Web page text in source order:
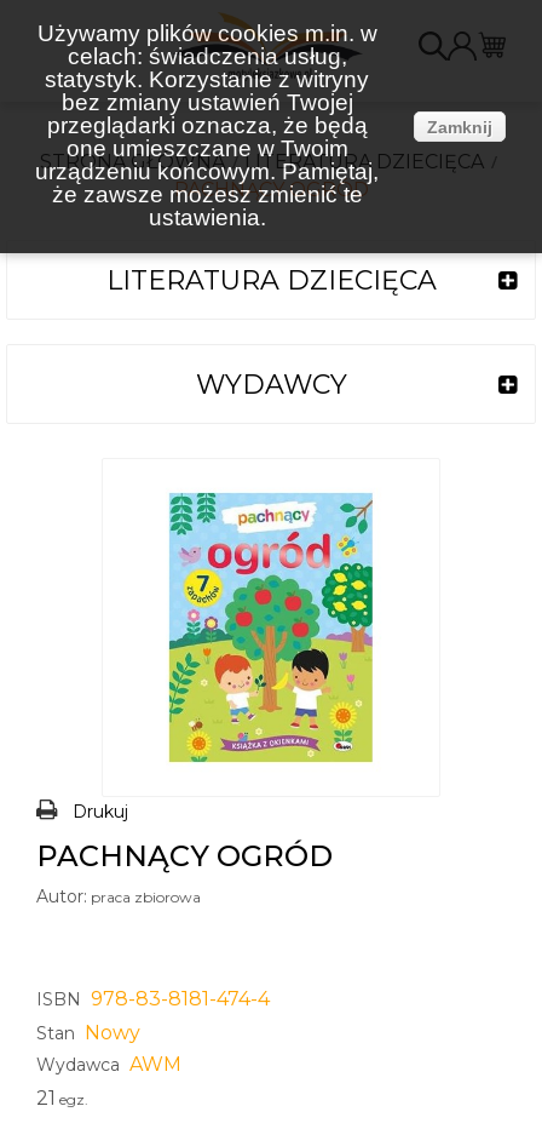
Używamy plików cookies m.in. w
celach: świadczenia usług,
statystyk. Korzystanie z witryny
bez zmiany ustawień Twojej
przeglądarki oznacza, że będą
one umieszczane w Twoim
urządzeniu końcowym. Pamiętaj,
że zawsze możesz zmienić te
ustawienia.
Zamknij
STRONA GŁÓWNA
LITERATURA DZIECIĘCA
PACHNĄCY OGRÓD
LITERATURA DZIECIĘCA
WYDAWCY
Drukuj
PACHNĄCY OGRÓD
Autor: praca zbiorowa
ISBN 978-83-8181-474-4
Stan Nowy
Wydawca AWM
21 egz.